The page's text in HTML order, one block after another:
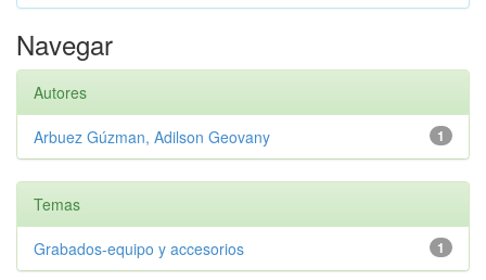
Navegar
Autores
1
Arbuez Gúzman, Adilson Geovany
Temas
1
Grabados-equipo y accesorios